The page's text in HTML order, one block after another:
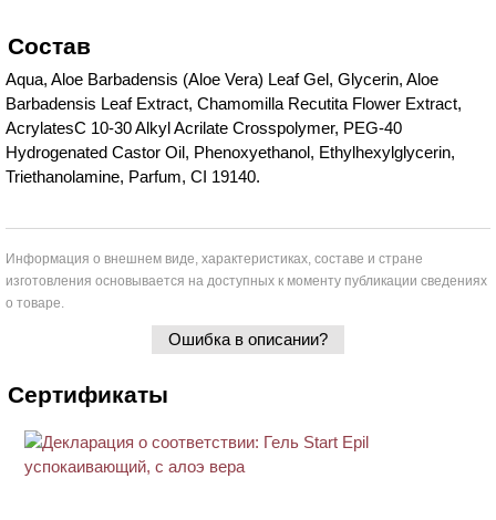
Состав
Aqua, Aloe Barbadensis (Aloe Vera) Leaf Gel, Glycerin, Aloe
Barbadensis Leaf Extract, Chamomilla Recutita Flower Extract,
AcrylatesC 10-30 Alkyl Acrilate Crosspolymer, PEG-40
Hydrogenated Castor Oil, Phenoxyethanol, Ethylhexylglycerin,
Triethanolamine, Parfum, CI 19140.
Информация о внешнем виде, характеристиках, составе и стране
изготовления основывается на доступных к моменту публикации сведениях
о товаре.
Ошибка в описании?
Сертификаты